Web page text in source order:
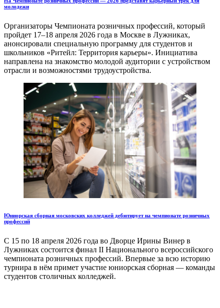
молодежи
Организаторы Чемпионата розничных профессий, который
пройдет 17–18 апреля 2026 года в Москве в Лужниках,
анонсировали специальную программу для студентов и
школьников «Ритейл: Территория карьеры». Инициатива
направлена на знакомство молодой аудитории с устройством
отрасли и возможностями трудоустройства.
Юниорская сборная московских колледжей дебютирует на чемпионате розничных
профессий
С 15 по 18 апреля 2026 года во Дворце Ирины Винер в
Лужниках состоится финал II Национального всероссийского
чемпионата розничных профессий. Впервые за всю историю
турнира в нём примет участие юниорская сборная — команды
студентов столичных колледжей.